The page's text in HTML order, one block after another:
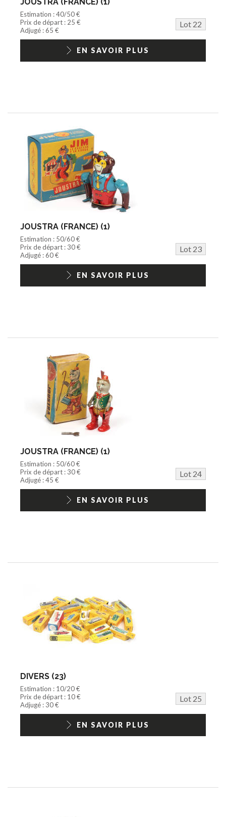
Estimation : 40/50 €
Prix de départ : 25 €
Lot 22
Adjugé : 65 €
EN SAVOIR PLUS
JOUSTRA (FRANCE) (1)
Estimation : 50/60 €
Prix de départ : 30 €
Lot 23
Adjugé : 60 €
EN SAVOIR PLUS
JOUSTRA (FRANCE) (1)
Estimation : 50/60 €
Prix de départ : 30 €
Lot 24
Adjugé : 45 €
EN SAVOIR PLUS
DIVERS (23)
Estimation : 10/20 €
Prix de départ : 10 €
Lot 25
Adjugé : 30 €
EN SAVOIR PLUS